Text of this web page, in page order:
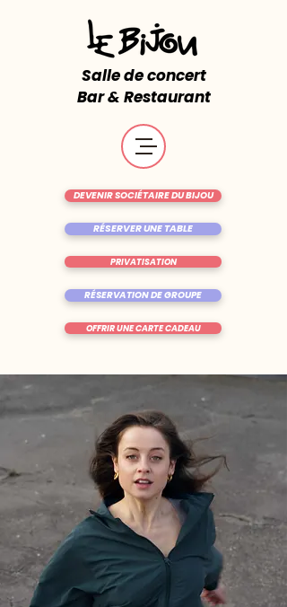
Salle de concert
Bar & Restaurant
RÉSERVER UNE TABLE
OFFRIR UNE CARTE CADEAU
DEVENIR SOCIÉTAIRE DU BIJOU
RÉSERVATION DE GROUPE
PRIVATISATION